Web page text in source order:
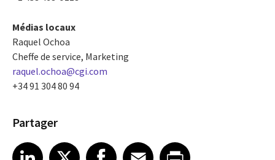
Médias locaux
Raquel Ochoa
Cheffe de service, Marketing
raquel.ochoa@cgi.com
+34 91 304 80 94
Partager
Share article on LinkedIn
LinkedIn
Share article on XShare article on Facebook
Facebook
Share article on Email
EmailShare article on Print